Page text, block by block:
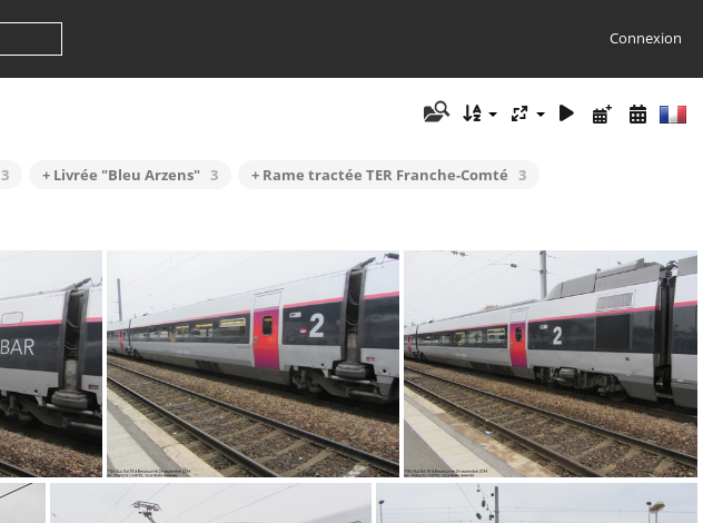
Connexion
3 + Livrée "Bleu Arzens" 3 + Rame tractée TER Franche-Comté 3